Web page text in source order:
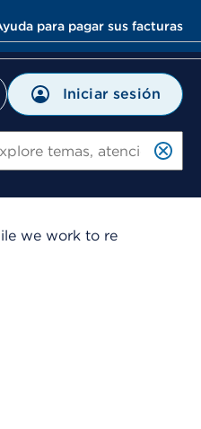
para pagar sus facturas
Iniciar sesión
we work to re